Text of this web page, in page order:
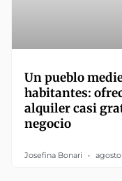
Un pueblo
habitantes:
alquiler casi
negocio
Josefina Bonari agosto